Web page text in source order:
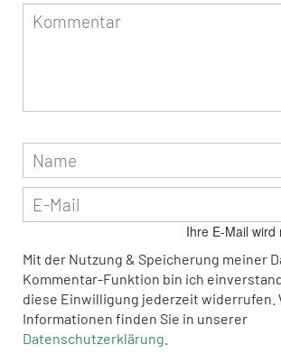
Ihre E-Mail wird
Mit der Nutzung & Speicherung meiner
Kommentar-Funktion bin ich
diese Einwilligung jederzeit widerrufen.
Informationen finden Sie in unserer
Datenschutzerklärung